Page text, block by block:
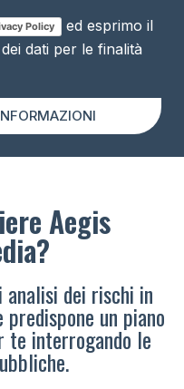
Policy
ed esprimo il
dati per le finalità
Aegis
dei rischi in
un piano
te interrogando le